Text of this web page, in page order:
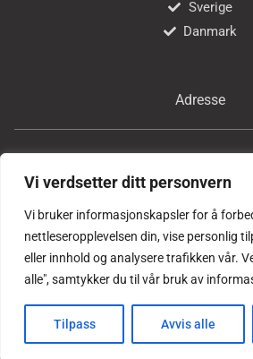
Vi verdsetter ditt personvern
Vi bruker informasjonskapsler for å
nettleseropplevelsen din, vise personlig
eller innhold og analysere trafikken vår.
alle", samtykker du til vår bruk av
Tilpass Avvis alle
Sverige
Danmark
Adresse
Professor Birkelands
1081 Oslo
Copyright © alle rettigheter
Laget og vedlikeholdes med ❤